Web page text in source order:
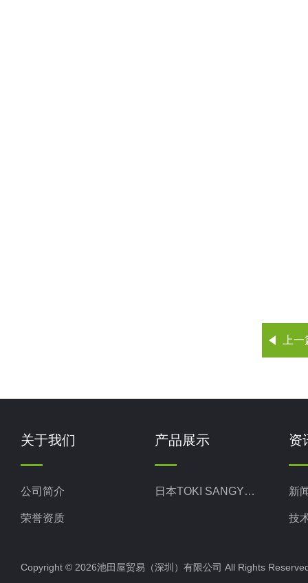
上
关于我们
公司简介
荣誉资质
产品展示
日本TOKI SANGYO东机产业
资
新
技
Copyright © 2026池田屋贸易（深圳）有限公司 All Rights